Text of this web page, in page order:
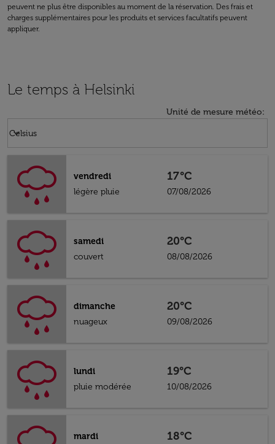
peuvent ne plus être disponibles au moment de la réservation. Des frais et
charges supplémentaires pour les produits et services facultatifs peuvent
appliquer.
Le temps à Helsinki
Unité de mesure météo:
Celsius
keyboard_arrow_down
vendredi
légère pluie
17°C
07/08/2026
samedi
couvert
20°C
08/08/2026
dimanche
nuageux
20°C
09/08/2026
lundi
pluie modérée
19°C
10/08/2026
mardi
18°C